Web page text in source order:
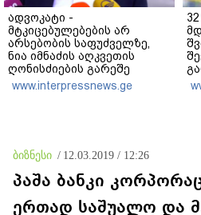
ადვოკატი -
მტკიცებულებების არ
არსებობის საფუძველზე,
ნია იმნაძის აღკვეთის
ღონისძიების გარეშე
დატოვებას მოვითხოვთ
www.interpressnews.ge
ბიზნესი / 12.03.2019 / 12:26
პაშა ბანკი
ერთად საშუალო და